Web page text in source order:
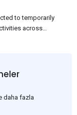
to temporarily
across
provide support
by heavy
daha fazla